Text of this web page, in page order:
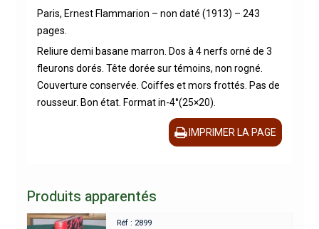
Paris, Ernest Flammarion – non daté (1913) – 243
pages.
Reliure demi basane marron. Dos à 4 nerfs orné de 3
fleurons dorés. Tête dorée sur témoins, non rogné.
Couverture conservée. Coiffes et mors frottés. Pas de
rousseur. Bon état. Format in-4°(25×20).
IMPRIMER LA PAGE
Produits apparentés
Réf : 2899